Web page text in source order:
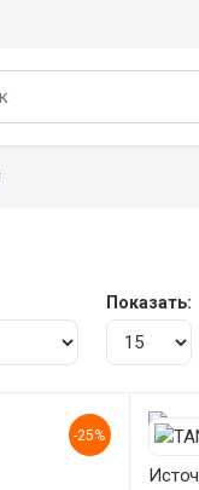
Показать:
-25%